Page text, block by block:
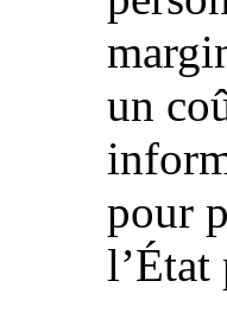
un
pour
l’État